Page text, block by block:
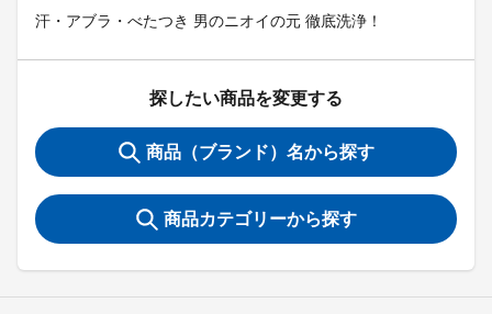
汗・アブラ・べたつき 男のニオイの元 徹底洗浄！
探したい商品を変更する
商品（ブランド）名から探す
商品カテゴリーから探す